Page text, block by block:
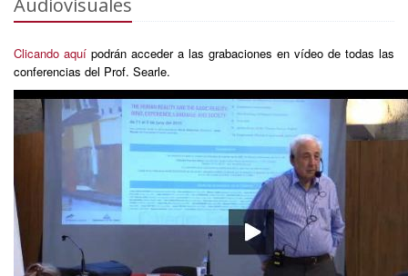
Audiovisuales
Clicando aquí podrán acceder a las grabaciones en vídeo de todas las
conferencias del Prof. Searle.